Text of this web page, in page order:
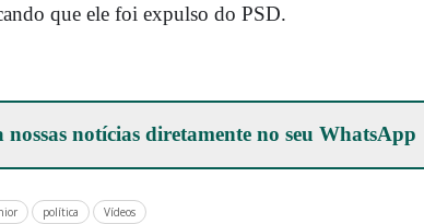
que ele foi expulso do PSD.
nossas notícias diretamente no seuWhatsApp
política Vídeos